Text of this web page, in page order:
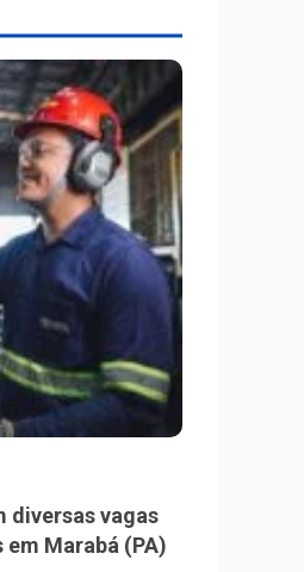
diversas vagas
Marabá (PA)